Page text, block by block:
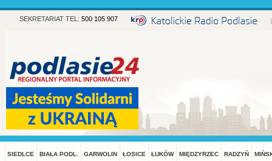
SEKRETARIAT TEL: 500 105 907
SIEDLCE BIAŁA PODL. GARWOLIN ŁOSICE ŁUKÓW MIĘDZYRZEC RADZYŃ